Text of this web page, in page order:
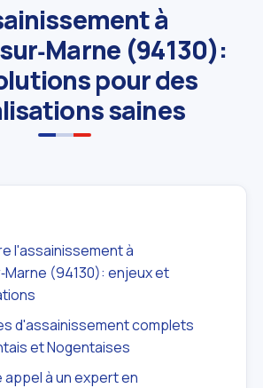
à
(94130):
pour des
saines
l'assainissement à
(94130): enjeux et
d'assainissement complets
et Nogentaises
appel à un expert en